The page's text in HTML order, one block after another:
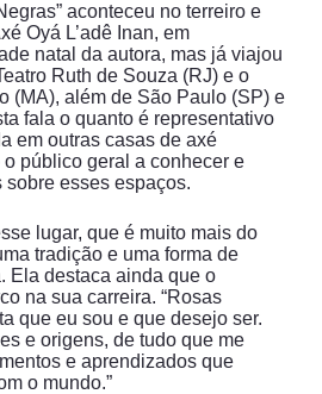
aconteceu no terreiro e
Oyá L’adê Inan, em
natal da autora, mas já viajou
Ruth de Souza (RJ) e o
(MA), além de São Paulo (SP) e
fala o quanto é representativo
em outras casas de axé
público geral a conhecer e
esses espaços.
lugar, que é muito mais do
tradição e uma forma de
Ela destaca ainda que o
na sua carreira. “Rosas
que eu sou e que desejo ser.
e origens, de tudo que me
e aprendizados que
o mundo.”